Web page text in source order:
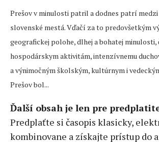
Prešov v minulosti patril a dodnes patrí medzi
slovenské mestá. Vďačí za to predovšetkým
geografickej polohe, dlhej a bohatej minulosti,
hospodárskym aktivitám, intenzívnemu
a výnimočným školským, kultúrnym i
Prešov bol...
Ďalší obsah je len pre
Predplaťte si časopis klasicky,
kombinovane a získajte prístup do